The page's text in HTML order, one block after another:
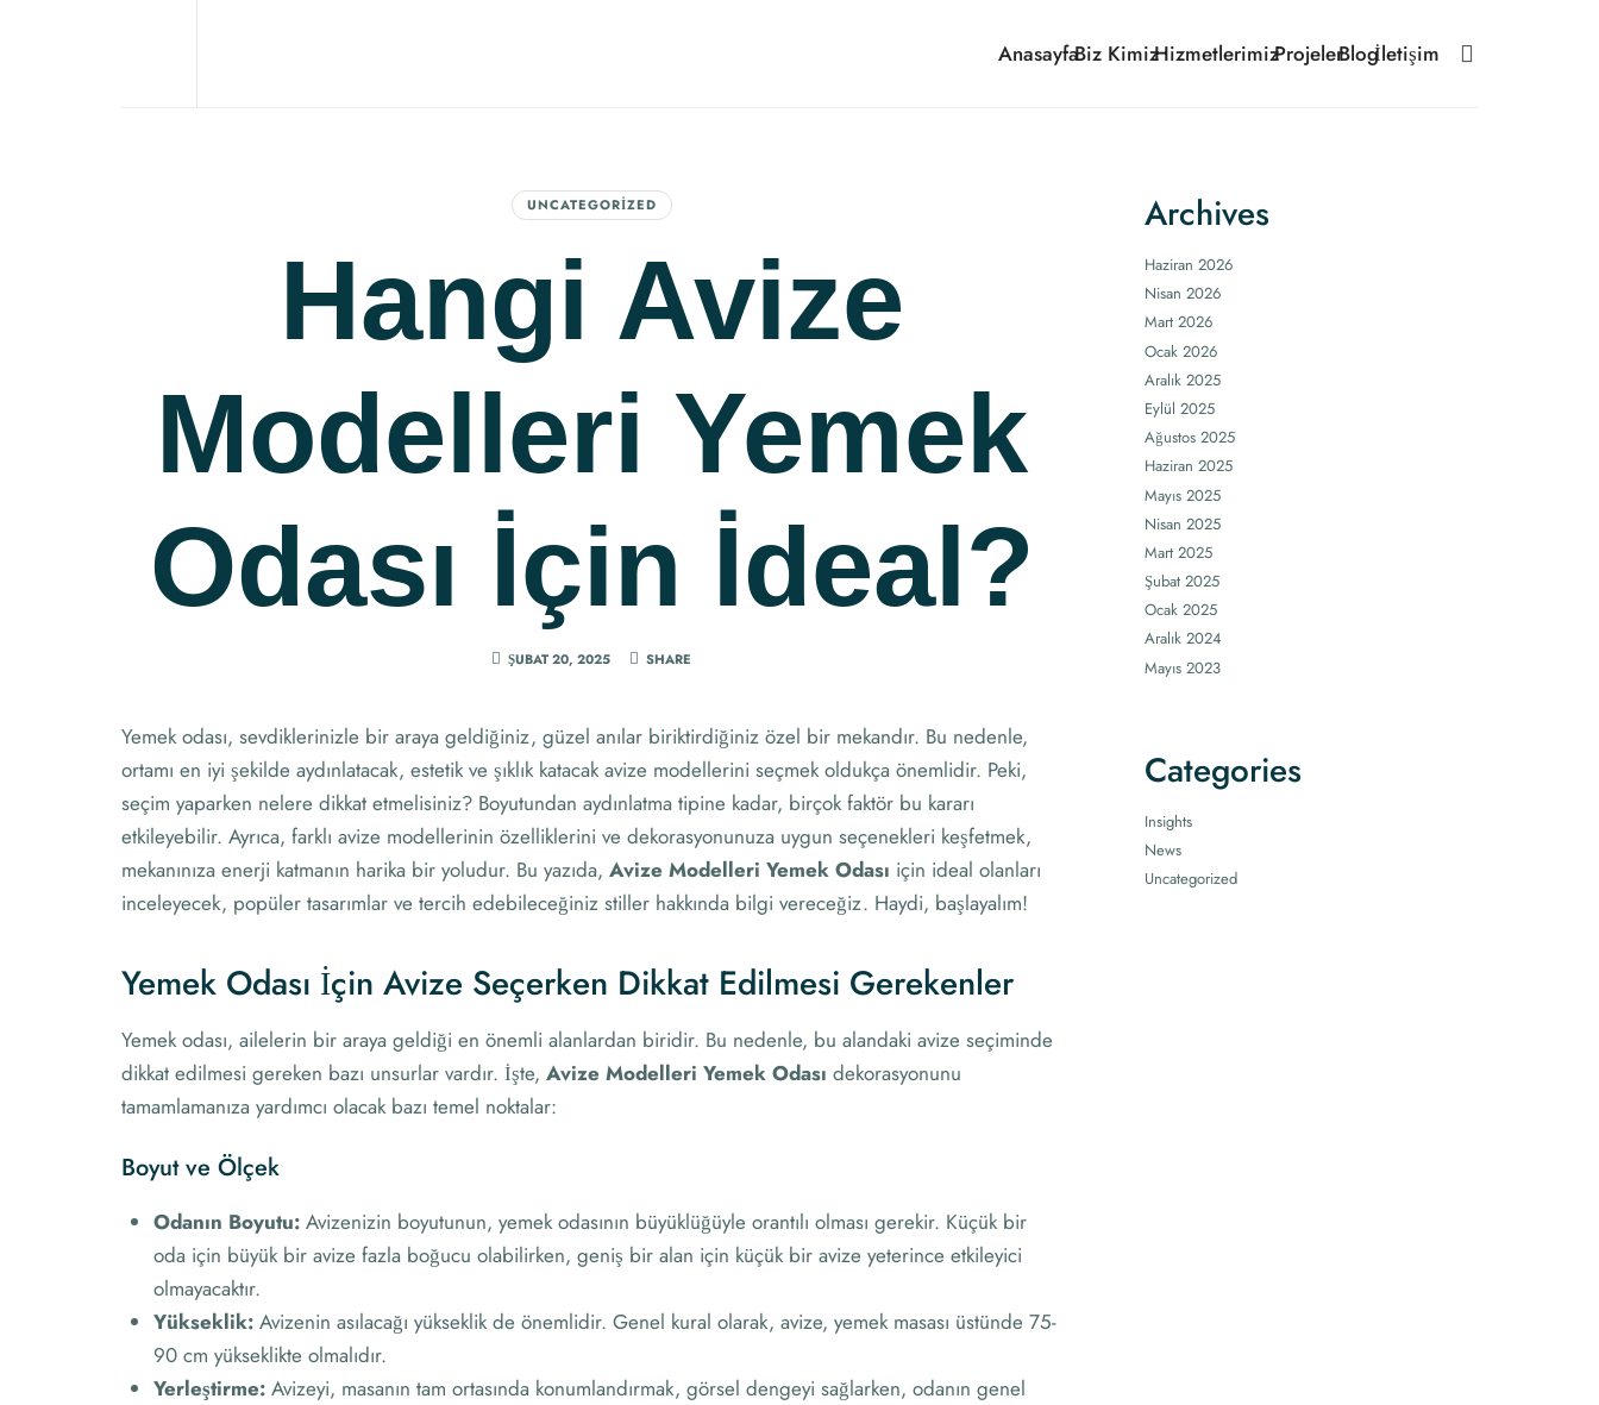
AnasayfaBiz KimizHizmetlerimizProjelerBlogİletişim
UNCATEGORIZED
Hangi Avize
Modelleri Yemek
Odası İçin İdeal?
ŞUBAT 20, 2025 SHARE
Yemek odası, sevdiklerinizle bir araya geldiğiniz, güzel anılar biriktirdiğiniz özel bir mekandır. Bu nedenle,
ortamı en iyi şekilde aydınlatacak, estetik ve şıklık katacak avize modellerini seçmek oldukça önemlidir. Peki,
seçim yaparken nelere dikkat etmelisiniz? Boyutundan aydınlatma tipine kadar, birçok faktör bu kararı
etkileyebilir. Ayrıca, farklı avize modellerinin özelliklerini ve dekorasyonunuza uygun seçenekleri keşfetmek,
mekanınıza enerji katmanın harika bir yoludur. Bu yazıda, Avize Modelleri Yemek Odası için ideal olanları
inceleyecek, popüler tasarımlar ve tercih edebileceğiniz stiller hakkında bilgi vereceğiz. Haydi, başlayalım!
Yemek Odası İçin Avize Seçerken Dikkat Edilmesi Gerekenler
Yemek odası, ailelerin bir araya geldiği en önemli alanlardan biridir. Bu nedenle, bu alandaki avize seçiminde
dikkat edilmesi gereken bazı unsurlar vardır. İşte, Avize Modelleri Yemek Odası dekorasyonunu
tamamlamanıza yardımcı olacak bazı temel noktalar:
Boyut ve Ölçek
Odanın Boyutu: Avizenizin boyutunun, yemek odasının büyüklüğüyle orantılı olması gerekir. Küçük bir
oda için büyük bir avize fazla boğucu olabilirken, geniş bir alan için küçük bir avize yeterince etkileyici
olmayacaktır.
Yükseklik: Avizenin asılacağı yükseklik de önemlidir. Genel kural olarak, avize, yemek masası üstünde 75-
90 cm yükseklikte olmalıdır.
Yerleştirme: Avizeyi, masanın tam ortasında konumlandırmak, görsel dengeyi sağlarken, odanın genel
Archives
Haziran 2026
Nisan 2026
Mart 2026
Ocak 2026
Aralık 2025
Eylül 2025
Ağustos 2025
Haziran 2025
Mayıs 2025
Nisan 2025
Mart 2025
Şubat 2025
Ocak 2025
Aralık 2024
Mayıs 2023
Categories
Insights
News
Uncategorized